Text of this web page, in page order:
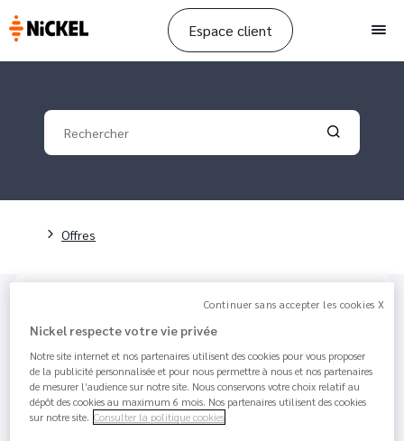
Espace client
Your search
Validate
Fil d'Ariane
Offres
Article mis à jour parAmandail y a 8 months 1
Comment ouvrir un livret
d'épargne Cetelem ?
3.1K Partager
Continuer sans accepter les cookies X
Nickel respecte votre vie privée
Notre site internet et nos partenaires utilisent des cookies pour vous proposer
de la publicité personnalisée et pour nous permettre à nous et nos partenaires
de mesurer l’audience sur notre site. Nous conservons votre choix relatif au
dépôt des cookies au maximum 6 mois. Nos partenaires utilisent des cookies
sur notre site. Consulter la politique cookies